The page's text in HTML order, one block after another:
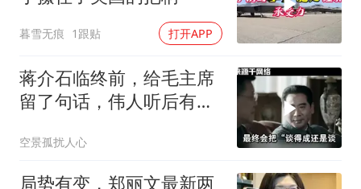
暮雪无痕 1跟贴 打开APP
蒋介石临终前，给毛主席
留了句话，伟人听后有什
空景孤扰人心
局势有变，郑丽文最新两